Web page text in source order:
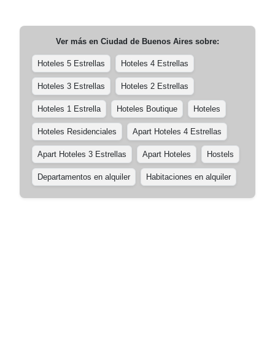
Ver más en Ciudad de Buenos Aires sobre:
Hoteles 5 Estrellas Hoteles 4 Estrellas
Hoteles 3 Estrellas Hoteles 2 Estrellas
Hoteles 1 Estrella Hoteles Boutique Hoteles
Hoteles Residenciales Apart Hoteles 4 Estrellas
Apart Hoteles 3 Estrellas Apart Hoteles Hostels
Departamentos en alquiler Habitaciones en alquiler